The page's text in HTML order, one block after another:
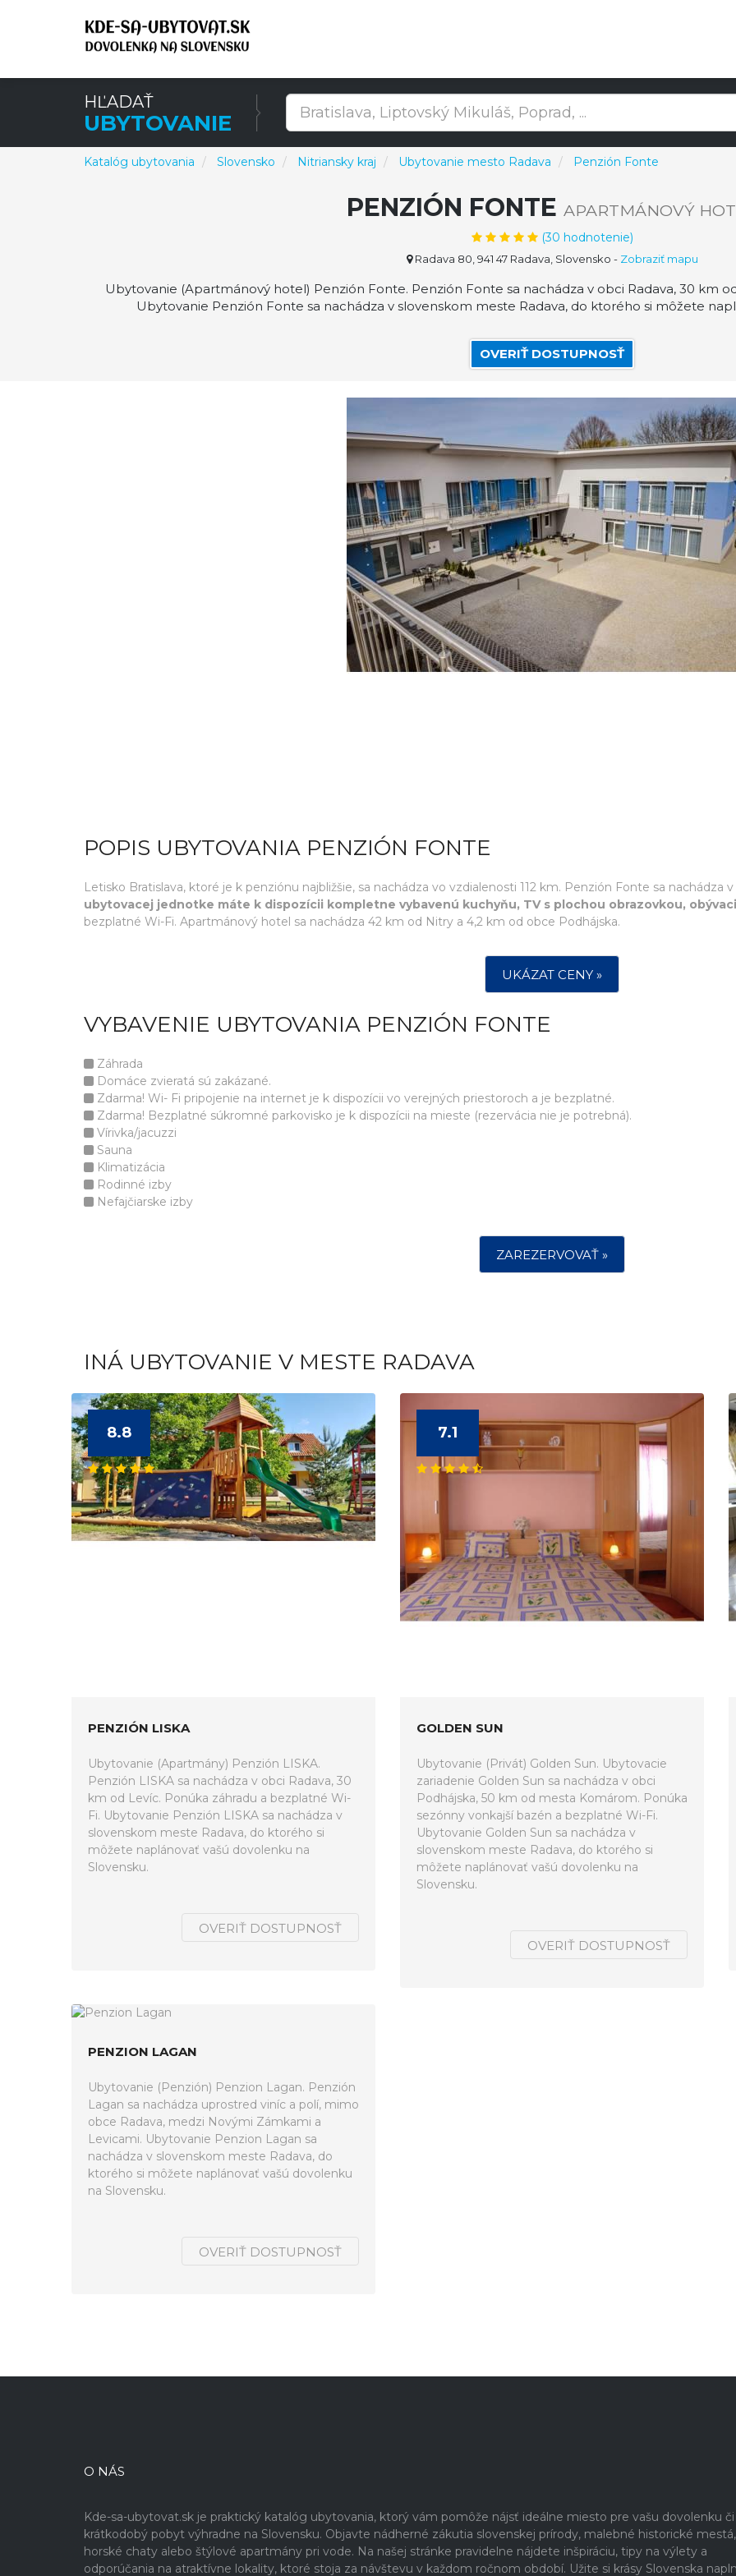
HĽADAŤ
UBYTOVANIE
Katalóg ubytovania Slovensko Nitriansky kraj Ubytovanie mesto Radava Penzión Fonte
PENZIÓN FONTE APARTMÁNOVÝ
(30 hodnotenie)
Radava 80, 941 47 Radava, Slovensko - Zobraziť mapu
Ubytovanie (Apartmánový hotel) Penzión Fonte. Penzión Fonte sa nachádza v obci Radava, 30 km
Ubytovanie Penzión Fonte sa nachádza v slovenskom meste Radava, do ktorého si môžete
OVERIŤ DOSTUPNOSŤ
POPIS UBYTOVANIA PENZIÓN FONTE
Letisko Bratislava, ktoré je k penziónu najbližšie, sa nachádza vo vzdialenosti 112 km. Penzión Fonte sa nachádza
ubytovacej jednotke máte k dispozícii kompletne vybavenú kuchyňu, TV s plochou obrazovkou,
bezplatné Wi-Fi. Apartmánový hotel sa nachádza 42 km od Nitry a 4,2 km od obce Podhájska.
UKÁZAT CENY »
VYBAVENIE UBYTOVANIA PENZIÓN FONTE
Záhrada
Domáce zvieratá sú zakázané.
Zdarma! Wi- Fi pripojenie na internet je k dispozícii vo verejných priestoroch a je bezplatné.
Zdarma! Bezplatné súkromné parkovisko je k dispozícii na mieste (rezervácia nie je potrebná).
Vírivka/jacuzzi
Sauna
Klimatizácia
Rodinné izby
Nefajčiarske izby
ZAREZERVOVAŤ »
INÁ UBYTOVANIE V MESTE RADAVA
8.8
PENZIÓN LISKA
Ubytovanie (Apartmány) Penzión LISKA.
Penzión LISKA sa nachádza v obci Radava, 30
km od Levíc. Ponúka záhradu a bezplatné Wi-
Fi. Ubytovanie Penzión LISKA sa nachádza v
slovenskom meste Radava, do ktorého si
môžete naplánovať vašú dovolenku na
Slovensku.
OVERIŤ DOSTUPNOSŤ
7.1
GOLDEN SUN
Ubytovanie (Privát) Golden Sun. Ubytovacie
zariadenie Golden Sun sa nachádza v obci
Podhájska, 50 km od mesta Komárom. Ponúka
sezónny vonkajší bazén a bezplatné Wi-Fi.
Ubytovanie Golden Sun sa nachádza v
slovenskom meste Radava, do ktorého si
môžete naplánovať vašú dovolenku na
Slovensku.
OVERIŤ DOSTUPNOSŤ
PENZION LAGAN
Ubytovanie (Penzión) Penzion Lagan. Penzión
Lagan sa nachádza uprostred viníc a polí, mimo
obce Radava, medzi Novými Zámkami a
Levicami. Ubytovanie Penzion Lagan sa
nachádza v slovenskom meste Radava, do
ktorého si môžete naplánovať vašú dovolenku
na Slovensku.
OVERIŤ DOSTUPNOSŤ
O NÁS
Kde-sa-ubytovat.sk je praktický katalóg ubytovania, ktorý vám pomôže nájsť ideálne miesto pre vašu dovolenku či
krátkodobý pobyt výhradne na Slovensku. Objavte nádherné zákutia slovenskej prírody, malebné historické
horské chaty alebo štýlové apartmány pri vode. Na našej stránke pravidelne nájdete inšpiráciu, tipy na výlety a
odporúčania na atraktívne lokality, ktoré stoja za návštevu v každom ročnom období. Užite si krásy Slovenska